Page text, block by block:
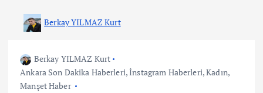
Berkay YILMAZ Kurt
Berkay YILMAZ Kurt
Ankara Son Dakika Haberleri,İnstagram Haberleri,Kadın,
Manşet Haber